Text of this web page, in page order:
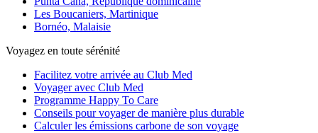
Les Boucaniers, Martinique
Bornéo, Malaisie
Voyagez en toute sérénité
Facilitez votre arrivée au Club Med
Voyager avec Club Med
Programme Happy To Care
Conseils pour voyager de manière plus durable
Calculer les émissions carbone de son voyage